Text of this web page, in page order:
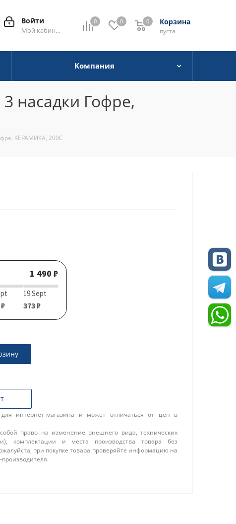
0 0 Корзина
0
пуста
0
Войти
Мой кабинет
Компания
насадки Гофре,
КЕРАМИКА, 200C
1 490 ₽
19 Sept
373 ₽
интернет-магазина и может отличаться от цен в
право на изменение внешнего вида, технических
комплектации и места производства товара без
при покупке товара проверяйте информацию на